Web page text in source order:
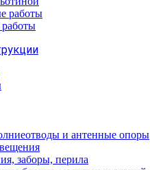
работы
и антенные опоры
заборы, перила